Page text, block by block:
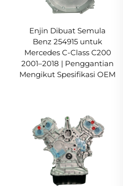
Enjin Dibuat Semula
Benz 254915 untuk
Mercedes C-Class C200
2001–2018 | Penggantian
Mengikut Spesifikasi OEM